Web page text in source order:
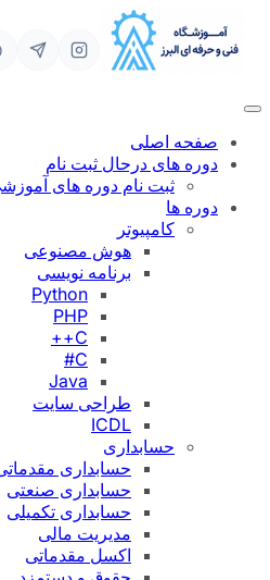
محتوا
صفحه اصلی
دوره های درحال ثبت نام
ثبت نام دوره های
دوره ها
کامپیوتر
هوش مصنوعی
برنامه نویسی
Python
PHP
C++
C#
Java
طراحی سایت
ICDL
حسابداری
حسابداری
حسابداری صنعتی
حسابداری تکمیلی
مدیریت مالی
اکسل مقدماتی